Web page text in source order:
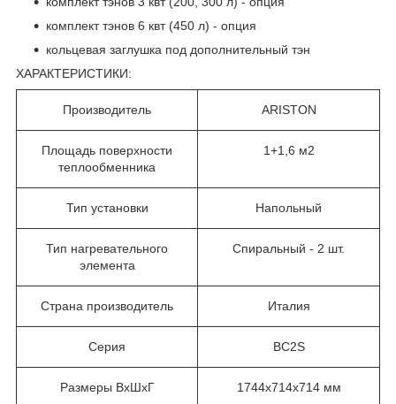
комплект тэнов 6 квт (450 л) - опция
кольцевая заглушка под дополнительный тэн
ХАРАКТЕРИСТИКИ:
Производитель ARISTON
Площадь поверхности
теплообменника
1+1,6 м2
Тип установки Напольный
Тип нагревательного
элемента
Cпиральный - 2 шт.
Страна производитель Италия
Серия BC2S
Размеры ВхШхГ 1744х714x714 мм